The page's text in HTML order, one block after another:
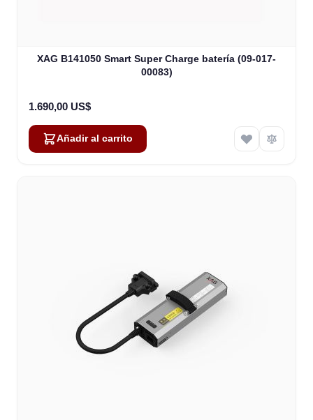
XAG B141050 Smart Super Charge batería (09-017-
00083)
1.690,00 US$
Añadir al carrito